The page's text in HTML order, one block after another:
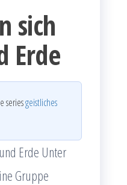
sich
Erde
seriesgeistliches
Erde Unter
Gruppe